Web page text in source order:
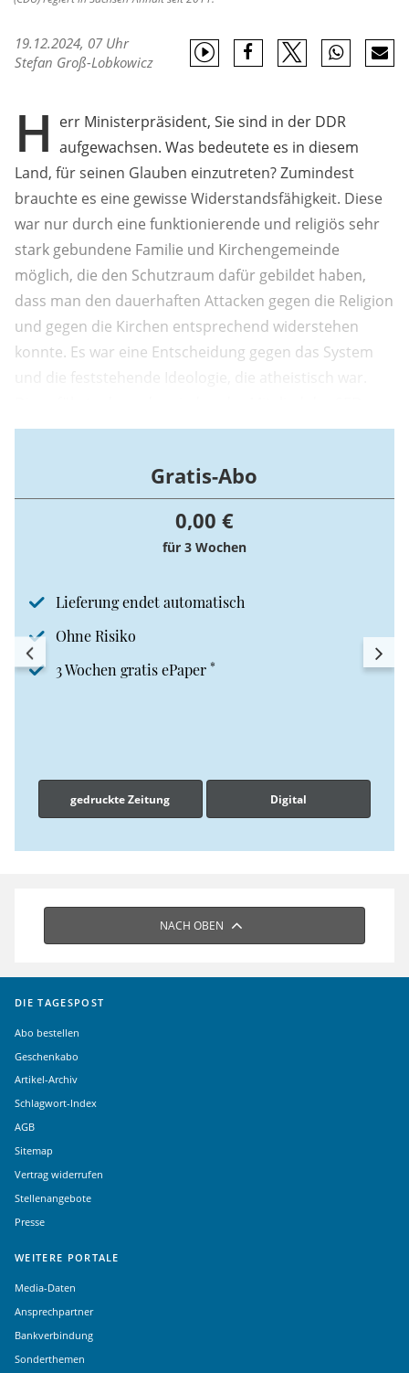
19.12.2024, 07 Uhr
Stefan Groß-Lobkowicz
H err Ministerpräsident, Sie sind in der DDR
aufgewachsen. Was bedeutete es in diesem
Land, für seinen Glauben einzutreten? Zumindest
brauchte es eine gewisse Widerstandsfähigkeit. Diese
war nur durch eine funktionierende und religiös sehr
stark gebundene Familie und Kirchengemeinde
möglich, die den Schutzraum dafür gebildet haben,
dass man den dauerhaften Attacken gegen die Religion
und gegen die Kirchen entsprechend widerstehen
konnte. Es war eine Entscheidung gegen das System
und die feststehende Ideologie, die atheistisch war.
werden wollte, in der Regel gleichzeitig aus der Kirche
gegen dieses materialistische, atheistische, ...
Gratis-Abo
0,00 €
für 3 Wochen
Lieferung endet automatisch
Ohne Risiko
3 Wochen gratis ePaper *
gedruckte Zeitung Digital
NACH OBEN
DIE TAGESPOST
Abo bestellen
Geschenkabo
Artikel-Archiv
Schlagwort-Index
AGB
Sitemap
Vertrag widerrufen
Stellenangebote
Presse
WEITERE PORTALE
Media-Daten
Ansprechpartner
Bankverbindung
Sonderthemen